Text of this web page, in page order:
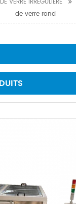
de verre rond